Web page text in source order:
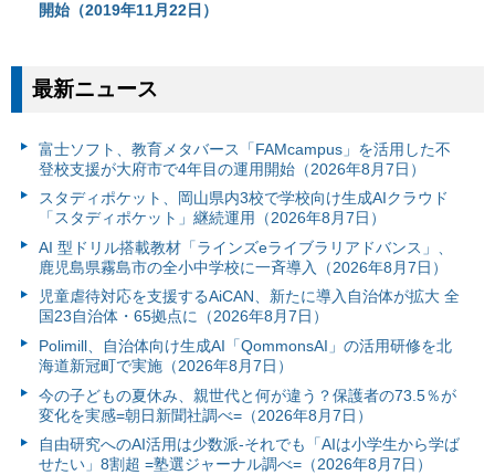
開始（2019年11月22日）
最新ニュース
富⼠ソフト、教育メタバース「FAMcampus」を活用した不
登校支援が大府市で4年目の運用開始（2026年8月7日）
スタディポケット、岡山県内3校で学校向け生成AIクラウド
「スタディポケット」継続運用（2026年8月7日）
AI 型ドリル搭載教材「ラインズeライブラリアドバンス」、
鹿児島県霧島市の全小中学校に一斉導入（2026年8月7日）
児童虐待対応を支援するAiCAN、新たに導入自治体が拡大 全
国23自治体・65拠点に（2026年8月7日）
Polimill、自治体向け生成AI「QommonsAI」の活用研修を北
海道新冠町で実施（2026年8月7日）
今の子どもの夏休み、親世代と何が違う？保護者の73.5％が
変化を実感=朝日新聞社調べ=（2026年8月7日）
自由研究へのAI活用は少数派-それでも「AIは小学生から学ば
せたい」8割超 =塾選ジャーナル調べ=（2026年8月7日）